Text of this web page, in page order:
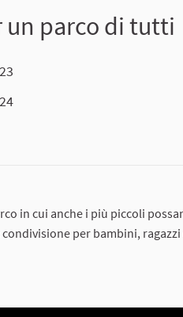
un parco di tutti
in cui anche i più piccoli
per bambini, ragazzi